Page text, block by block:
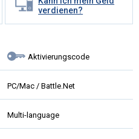
verdienen?
Aktivierungscode
PC/Mac / Battle.Net
Multi-language